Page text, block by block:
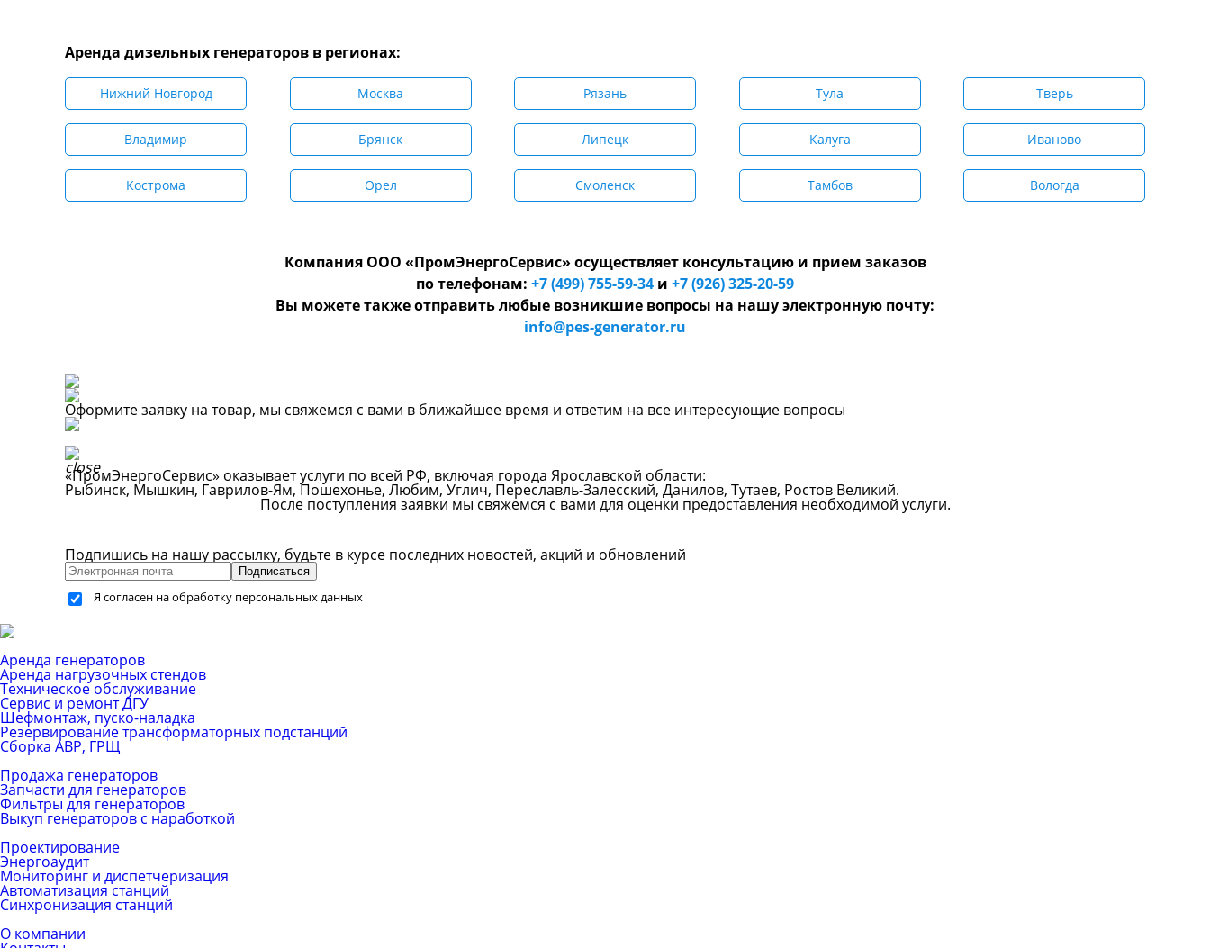
Аренда дизельных генераторов в регионах:
Нижний Новгород Москва Рязань Тула Тверь
Владимир Брянск Липецк Калуга Иваново
Кострома Орел Смоленск Тамбов Вологда
Компания ООО «ПромЭнергоСервис» осуществляет консультацию и прием заказов
по телефонам: +7 (499) 755-59-34 и +7 (926) 325-20-59
Вы можете также отправить любые возникшие вопросы на нашу электронную почту:
info@pes-generator.ru
Оформите заявку на товар, мы свяжемся с вами в ближайшее время и ответим на все интересующие вопросы
«ПромЭнергоСервис» оказывает услуги по всей РФ, включая города Ярославской области:
Рыбинск, Мышкин, Гаврилов-Ям, Пошехонье, Любим, Углич, Переславль-Залесский, Данилов, Тутаев, Ростов Великий.
После поступления заявки мы свяжемся с вами для оценки предоставления необходимой услуги.
Подпишись на нашу рассылку, будьте в курсе последних новостей, акций и обновлений
Подписаться
Я согласен на обработку персональных данных
Каталог услуг
Аренда генераторов
Аренда нагрузочных стендов
Техническое обслуживание
Сервис и ремонт ДГУ
Шефмонтаж, пуско-наладка
Резервирование трансформаторных подстанций
Сборка АВР, ГРЩ
Каталог товаров
Продажа генераторов
Запчасти для генераторов
Фильтры для генераторов
Выкуп генераторов с наработкой
ЕРС (контракт)
Проектирование
Энергоаудит
Мониторинг и диспетчеризация
Автоматизация станций
Синхронизация станций
Компания
О компании